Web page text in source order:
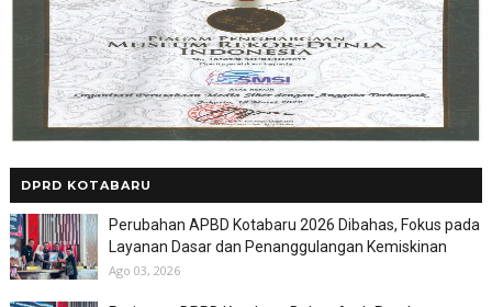
DPRD KOTABARU
Perubahan APBD Kotabaru 2026 Dibahas, Fokus pada
Layanan Dasar dan Penanggulangan Kemiskinan
Ago 03, 2026